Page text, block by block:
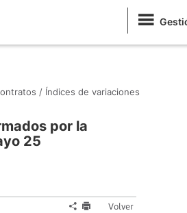
/ Índices de variaciones
por la
25
Volver